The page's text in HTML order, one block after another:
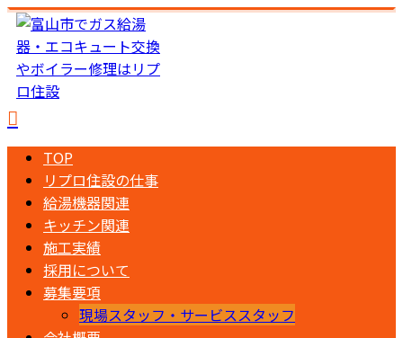
TOP
リプロ住設の仕事
給湯機器関連
キッチン関連
施工実績
採用について
募集要項
現場スタッフ・サービススタッフ